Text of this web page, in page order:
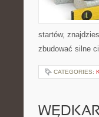
startów,
zbudować silne
CATEGORIES: